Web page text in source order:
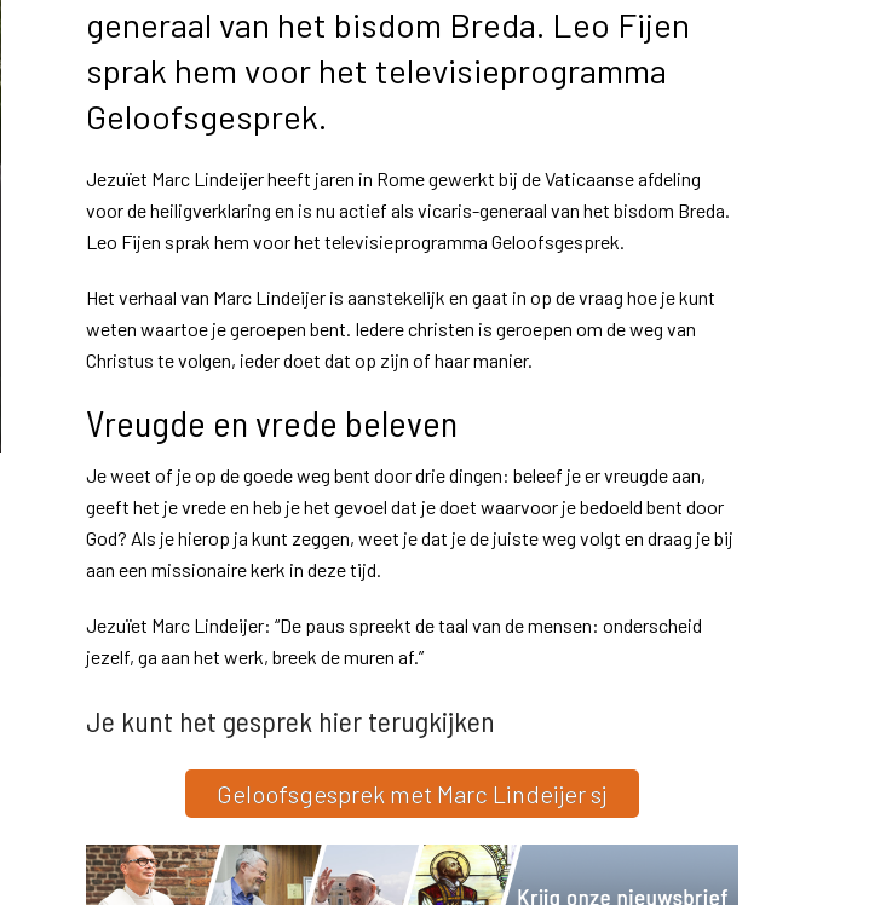
generaal van het bisdom Breda. Leo Fijen
sprak hem voor het televisieprogramma
Geloofsgesprek.
Jezuïet Marc Lindeijer heeft jaren in Rome gewerkt bij de Vaticaanse afdeling
voor de heiligverklaring en is nu actief als vicaris-generaal van het bisdom Breda.
Leo Fijen sprak hem voor het televisieprogramma Geloofsgesprek.
Het verhaal van Marc Lindeijer is aanstekelijk en gaat in op de vraag hoe je kunt
weten waartoe je geroepen bent. Iedere christen is geroepen om de weg van
Christus te volgen, ieder doet dat op zijn of haar manier.
Vreugde en vrede beleven
Je weet of je op de goede weg bent door drie dingen: beleef je er vreugde aan,
geeft het je vrede en heb je het gevoel dat je doet waarvoor je bedoeld bent door
God? Als je hierop ja kunt zeggen, weet je dat je de juiste weg volgt en draag je bij
aan een missionaire kerk in deze tijd.
Jezuïet Marc Lindeijer: “De paus spreekt de taal van de mensen: onderscheid
jezelf, ga aan het werk, breek de muren af.”
Je kunt het gesprek hier terugkijken
Geloofsgesprek met Marc Lindeijer sj